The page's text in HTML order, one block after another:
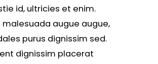
id, ultricies et enim.
malesuada augue augue,
purus dignissim sed.
dignissim placerat